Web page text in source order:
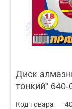
Диск
тонкий" 640-
Код товара —